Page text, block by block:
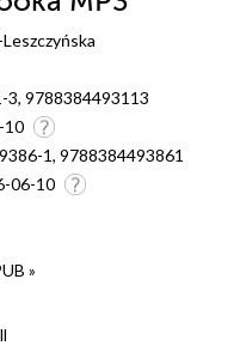
9788384493113
10
1, 9788384493861
06-10
»